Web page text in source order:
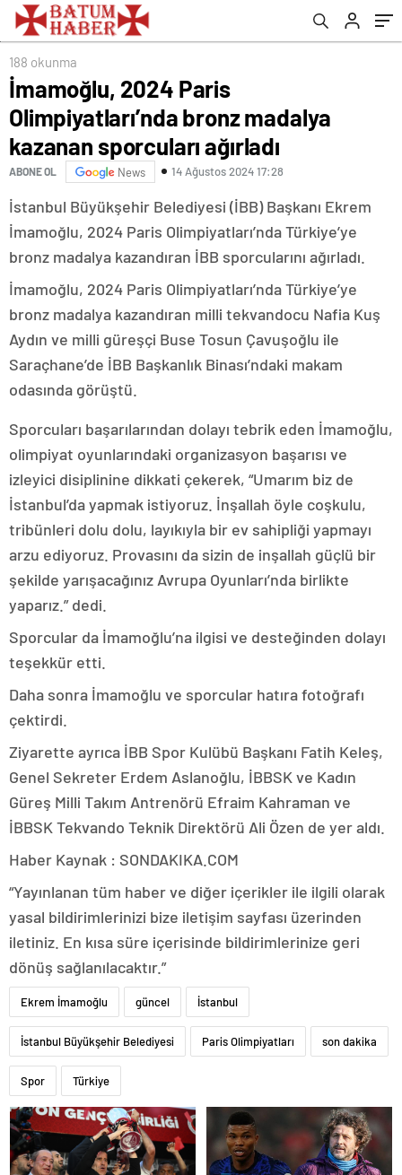
188 okunma
İmamoğlu, 2024 Paris
Olimpiyatları’nda bronz madalya
kazanan sporcuları ağırladı
ABONE OL News 14 Ağustos 2024 17:28
İstanbul Büyükşehir Belediyesi (İBB) Başkanı Ekrem
İmamoğlu, 2024 Paris Olimpiyatları’nda Türkiye’ye
bronz madalya kazandıran İBB sporcularını ağırladı.
İmamoğlu, 2024 Paris Olimpiyatları’nda Türkiye’ye
bronz madalya kazandıran milli tekvandocu Nafia Kuş
Aydın ve milli güreşçi Buse Tosun Çavuşoğlu ile
Saraçhane’de İBB Başkanlık Binası’ndaki makam
odasında görüştü.
Sporcuları başarılarından dolayı tebrik eden İmamoğlu,
olimpiyat oyunlarındaki organizasyon başarısı ve
izleyici disiplinine dikkati çekerek, “Umarım biz de
İstanbul’da yapmak istiyoruz. İnşallah öyle coşkulu,
tribünleri dolu dolu, layıkıyla bir ev sahipliği yapmayı
arzu ediyoruz. Provasını da sizin de inşallah güçlü bir
şekilde yarışacağınız Avrupa Oyunları’nda birlikte
yaparız.” dedi.
Sporcular da İmamoğlu’na ilgisi ve desteğinden dolayı
teşekkür etti.
Daha sonra İmamoğlu ve sporcular hatıra fotoğrafı
çektirdi.
Ziyarette ayrıca İBB Spor Kulübü Başkanı Fatih Keleş,
Genel Sekreter Erdem Aslanoğlu, İBBSK ve Kadın
Güreş Milli Takım Antrenörü Efraim Kahraman ve
İBBSK Tekvando Teknik Direktörü Ali Özen de yer aldı.
Haber Kaynak : SONDAKIKA.COM
“Yayınlanan tüm haber ve diğer içerikler ile ilgili olarak
yasal bildirimlerinizi bize iletişim sayfası üzerinden
iletiniz. En kısa süre içerisinde bildirimlerinize geri
dönüş sağlanılacaktır.”
Ekrem İmamoğlu güncel İstanbul
İstanbul Büyükşehir Belediyesi Paris Olimpiyatları son dakika
Spor Türkiye